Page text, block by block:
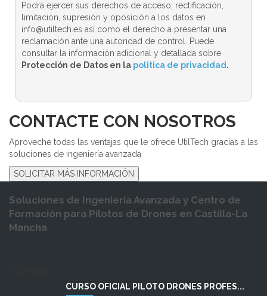
Podrá ejercer sus derechos de acceso, rectificación,
limitación, supresión y oposición a los datos en
info@utiltech.es así como el derecho a presentar una
reclamación ante una autoridad de control. Puede
consultar la información adicional y detallada sobre
Protección de Datos en la politica de privacidad .
CONTACTE CON NOSOTROS
Aproveche todas las ventajas que le ofrece UtilTech gracias a las
soluciones de ingeniería avanzada
SOLICITAR MÁS INFORMACIÓN
Soluciones de Ingeniería Avanzada y Centro de
Formación para Pilotos de Drones en Castilla-La
Mancha
CURSO OFICIAL PILOTO DRONES PROFES...